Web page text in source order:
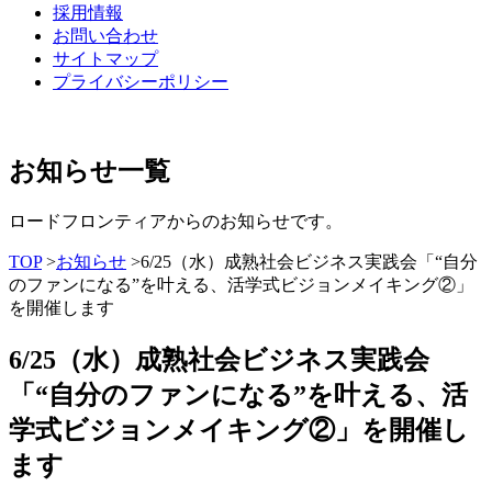
採用情報
お問い合わせ
サイトマップ
プライバシーポリシー
お知らせ一覧
ロードフロンティアからのお知らせです。
TOP>お知らせ >6/25（水）成熟社会ビジネス実践会「“自分
のファンになる”を叶える、活学式ビジョンメイキング②」
を開催します
6/25（水）成熟社会ビジネス実践会
「“自分のファンになる”を叶える、活
学式ビジョンメイキング②」を開催し
ます